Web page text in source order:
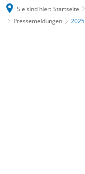
Sie sind hier: Startseite
Pressemeldungen
2025